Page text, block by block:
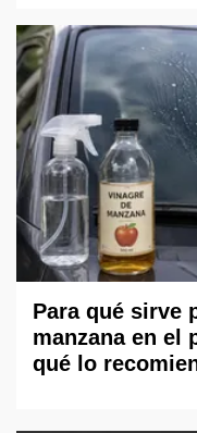
Para qué sirve
manzana en el
qué lo